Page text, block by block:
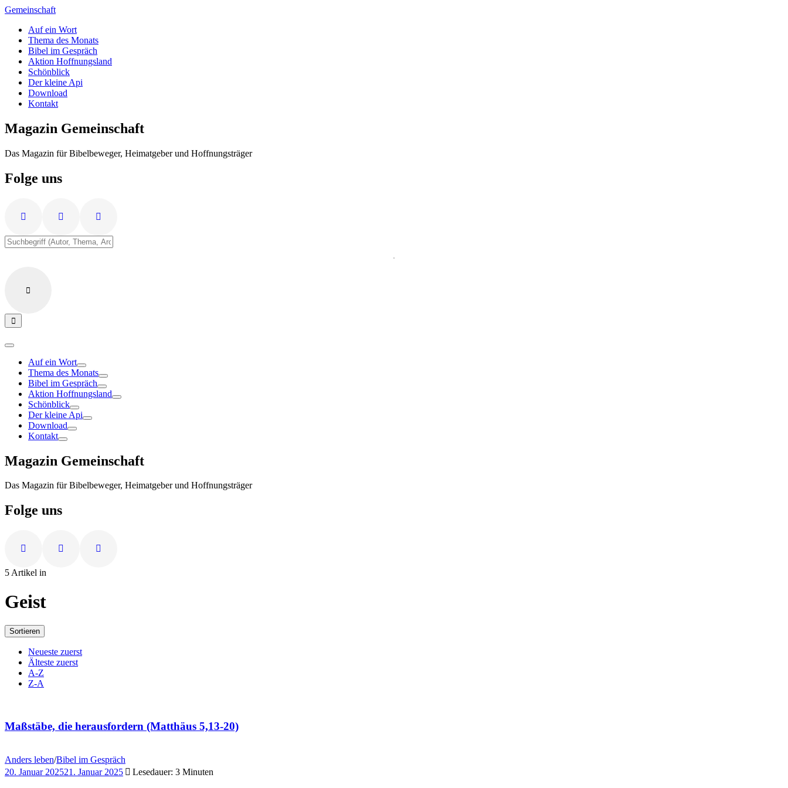
Zum
springen
Gemeinschaft
Auf ein Wort
Thema des Monats
Bibel im Gespräch
Aktion Hoffnungsland
Schönblick
Der kleine Api
Download
Kontakt
Magazin Gemeinschaft
Das Magazin für Bibelbeweger, Heimatgeber und Hoffnungsträger
Folge uns
Auf ein Wort
Thema des Monats
Bibel im Gespräch
Aktion Hoffnungsland
Schönblick
Der kleine Api
Download
Kontakt
Magazin Gemeinschaft
Das Magazin für Bibelbeweger, Heimatgeber und Hoffnungsträger
Folge uns
5 Artikel in
Geist
Sortieren
Neueste zuerst
Älteste zuerst
A-Z
Z-A
Maßstäbe, die herausfordern (Matthäus 5,13-20)
Anders leben/Bibel im Gespräch
20. Januar 202521. Januar 2025 Lesedauer: 3 Minuten